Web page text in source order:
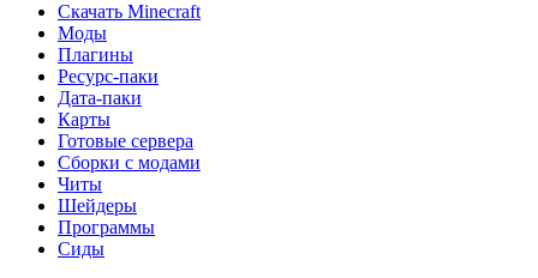
Скачать Minecraft
Моды
Плагины
Ресурс-паки
Дата-паки
Карты
Готовые сервера
Сборки с модами
Читы
Шейдеры
Программы
Сиды